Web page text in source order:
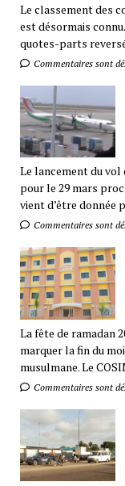
Le classement des
est désormais
quotes-parts
Commentaires sont
Le lancement du
pour le 29 mars
vient d’être donnée
Commentaires sont
La fête de ramadan
marquer la fin du
musulmane. Le
Commentaires sont